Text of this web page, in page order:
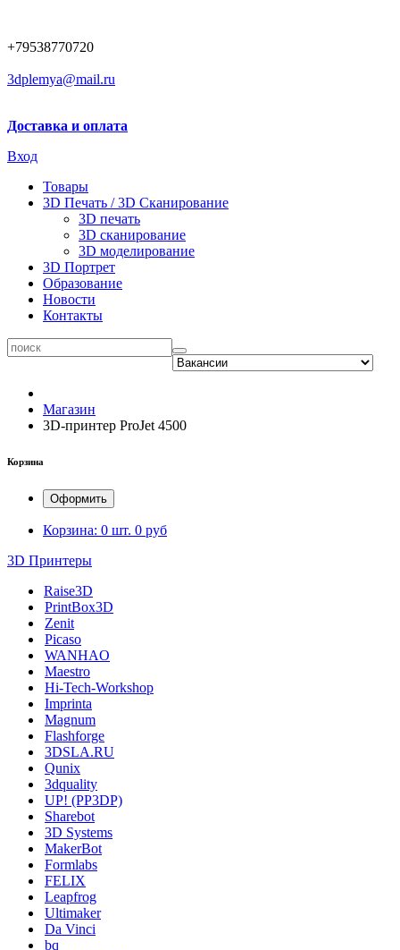
+79538770720
3dplemya@mail.ru
Доставка и оплата
Вход
Товары
3D Печать / 3D Сканирование
3D печать
3D сканирование
3D моделирование
3D Портрет
Образование
Новости
Контакты
Магазин
3D-принтер ProJet 4500
Корзина
Оформить
Корзина: 0 шт. 0 руб
3D Принтеры
Raise3D
PrintBox3D
Zenit
Picaso
WANHAO
Maestro
Hi-Tech-Workshop
Imprinta
Magnum
Flashforge
3DSLA.RU
Qunix
3dquality
UP! (PP3DP)
Sharebot
3D Systems
MakerBot
Formlabs
FELIX
Leapfrog
Ultimaker
Da Vinci
bq